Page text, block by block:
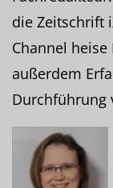
die Zeitschrift
Channel
außerdem
Durchführung